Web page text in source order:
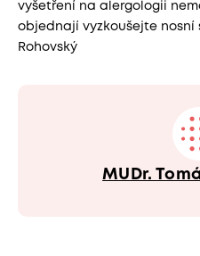
vyšetření na alergologii
objednají vyzkoušejte nosní
Rohovský
MUDr.